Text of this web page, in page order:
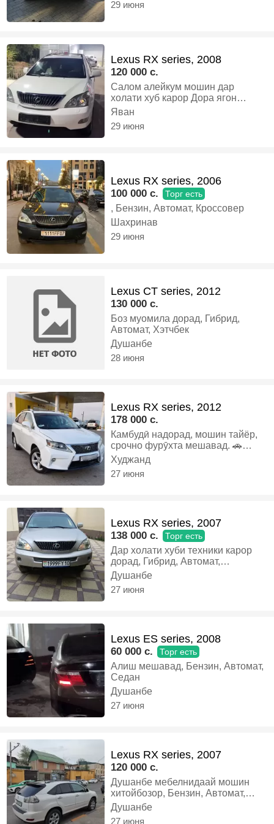
29 июня
Lexus RX series, 2008
120 000 c.
Салом алейкум мошин дар
холати хуб карор Дора ягон
канбуди надора мошин ду ведеай
гарантиш метем ягон кандаги
Бензин, Автомат, Кроссовер
Яван
29 июня
Lexus RX series, 2006
100 000 c. Торг есть
, Бензин, Автомат, Кроссовер
Шахринав
29 июня
Lexus CT series, 2012
130 000 c.
Боз муомила дорад, Гибрид,
Автомат, Хэтчбек
Душанбе
28 июня
Lexus RX series, 2012
178 000 c.
Камбудӣ надорад, мошин тайёр,
срочно фурӯхта мешавад. 🚗
Lexus RX 350 — фурӯхта
мешавад 📅 Сол: 2012 🎨 Ранг:
сафед (трохкампанти) ⚙️
Привод: 4×4 ✅ Ҳолати мошин хуб
✅ Салон тоза ✅ Ҳуҷҷатҳо 100%,
Газ-бензин, Автомат, Кроссовер
Худжанд
27 июня
Lexus RX series, 2007
138 000 c. Торг есть
Дар холати хуби техники карор
дорад, Гибрид, Автомат,
Кроссовер
Душанбе
27 июня
Lexus ES series, 2008
60 000 c. Торг есть
Алиш мешавад, Бензин, Автомат,
Седан
Душанбе
27 июня
Lexus RX series, 2007
120 000 c.
Душанбе мебелнидаай мошин
хитойбозор, Бензин, Автомат,
Кроссовер
Душанбе
27 июня